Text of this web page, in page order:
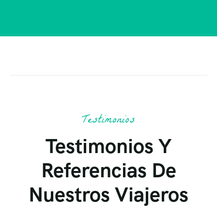
Testimonios
Testimonios Y
Referencias De
Nuestros Viajeros